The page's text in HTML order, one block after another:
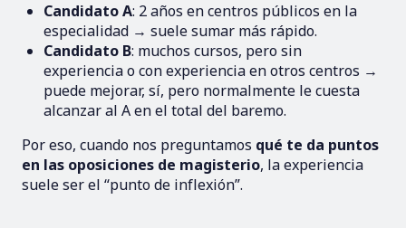
Candidato A: 2 años en centros públicos en la
especialidad → suele sumar más rápido.
Candidato B: muchos cursos, pero sin
experiencia o con experiencia en otros centros →
puede mejorar, sí, pero normalmente le cuesta
alcanzar al A en el total del baremo.
Por eso, cuando nos preguntamos qué te da puntos
en las oposiciones de magisterio, la experiencia
suele ser el “punto de inflexión”.